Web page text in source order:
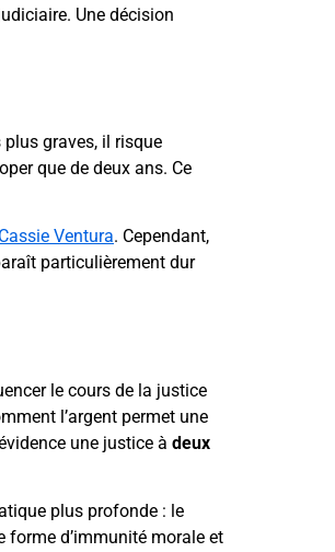
Une décision
graves, il risque
que de deux ans. Ce
Cassie Ventura. Cependant,
particulièrement dur
le cours de la justice
l’argent permet une
une justice à deux
plus profonde : le
forme d’immunité morale et